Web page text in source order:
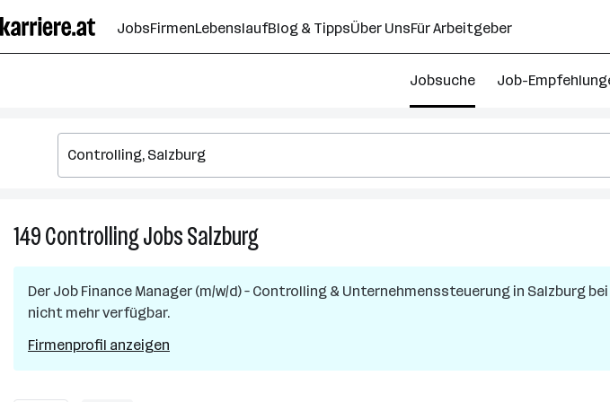
Seiteninhalt
springen
JobsFirmenLebenslaufBlog & TippsÜber UnsFür Arbeitgeber
Jobsuche Job-
149ControllingJobsSalzburg149
Controlling
in
Der Job Finance Manager (m/w/d) – Controlling & Unternehmenssteuerung in Salzburg
nicht mehr verfügbar.
Firmenprofil anzeigen